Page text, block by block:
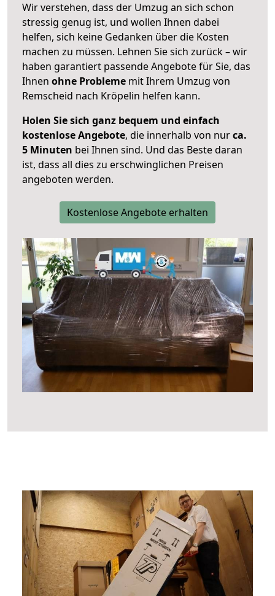
Wir verstehen, dass der Umzug an sich schon
stressig genug ist, und wollen Ihnen dabei
helfen, sich keine Gedanken über die Kosten
machen zu müssen. Lehnen Sie sich zurück – wir
haben garantiert passende Angebote für Sie, das
Ihnen ohne Probleme mit Ihrem Umzug von
Remscheid nach Kröpelin helfen kann.
Holen Sie sich ganz bequem und einfach
kostenlose Angebote, die innerhalb von nurca.
5 Minuten bei Ihnen sind. Und das Beste daran
ist, dass all dies zu erschwinglichen Preisen
angeboten werden.
Kostenlose Angebote erhalten